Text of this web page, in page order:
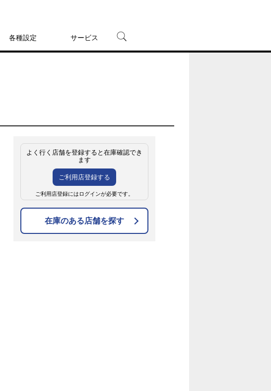
各種設定 サービス
よく行く店舗を登録すると在庫確認でき
ます
ご利用店登録する
ご利用店登録にはログインが必要です。
在庫のある店舗を探す